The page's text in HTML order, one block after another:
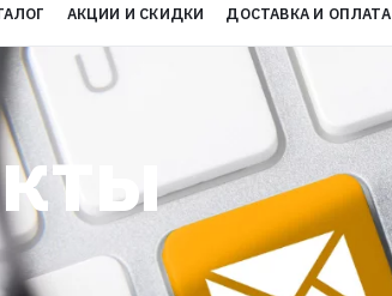
АКЦИИ И СКИДКИ ДОСТАВКА И ОПЛАТА